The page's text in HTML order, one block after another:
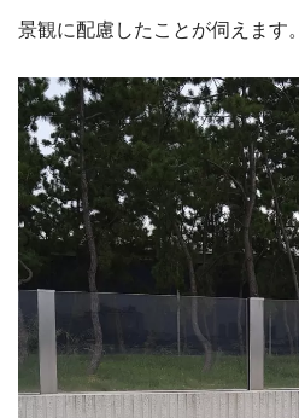
景観に配慮したことが伺えます。